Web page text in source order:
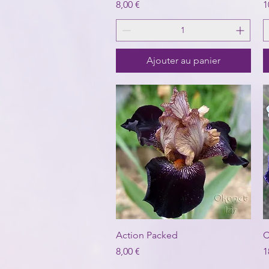
Prix
8,00 €
Ajouter au panier
Aperçu rapide
Action Packed
Prix
8,00 €